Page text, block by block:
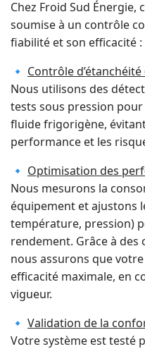
Chez Froid Sud
soumise à un contrôle
fiabilité et son efficacité :
🔹 Contrôle
Nous utilisons des
tests sous pression pour
fluide frigorigène,
performance et les
🔹 Optimisation des
Nous mesurons la
équipement et ajustons
température, pression)
rendement. Grâce à des
nous assurons que
efficacité maximale, en
vigueur.
🔹 Validation de la
Votre système est testé